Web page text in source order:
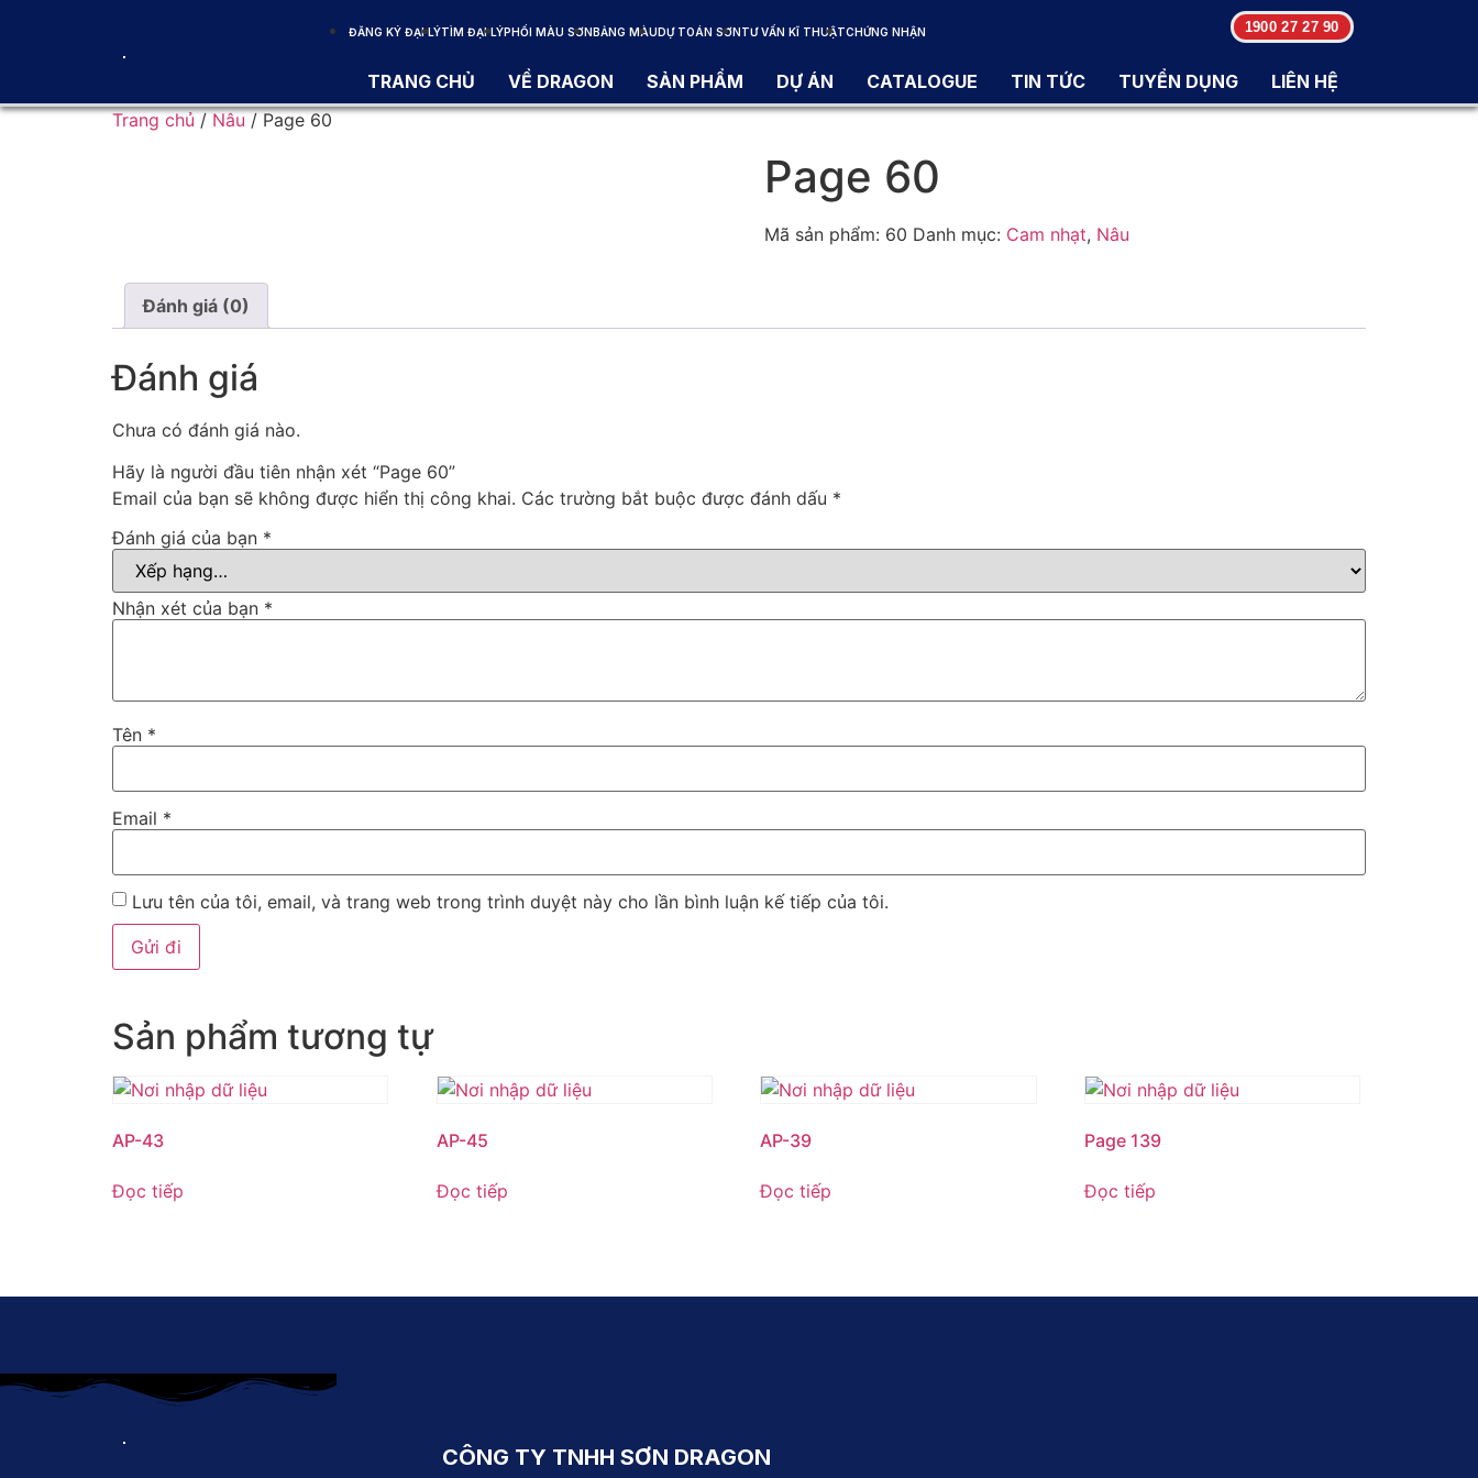
ĐĂNG KÝ ĐẠI LÝTÌM ĐẠI LÝPHỐI MÀU SƠNBẢNG MÀUDỰ TOÁN SƠNTƯ VẤN KĨ THUẬTCHỨNG NHẬN 1900 27 27 90
TRANG CHỦ VỀ DRAGON SẢN PHẨM DỰ ÁN CATALOGUE TIN TỨC TUYỂN DỤNG
LIÊN HỆ
Trang chủ / Nâu / Page 60
Page 60
Mã sản phẩm: 60 Danh mục: Cam nhạt, Nâu
Đánh giá (0)
Đánh giá
Chưa có đánh giá nào.
Hãy là người đầu tiên nhận xét “Page 60”
Email của bạn sẽ không được hiển thị công khai. Các trường bắt buộc được đánh dấu *
Đánh giá của bạn *
Nhận xét của bạn *
Tên *
Email *
Lưu tên của tôi, email, và trang web trong trình duyệt này cho lần bình luận kế tiếp của tôi.
Sản phẩm tương tự
AP-43
Đọc tiếp
AP-45
Đọc tiếp
AP-39
Đọc tiếp
Page 139
Đọc tiếp
CÔNG TY TNHH SƠN DRAGON